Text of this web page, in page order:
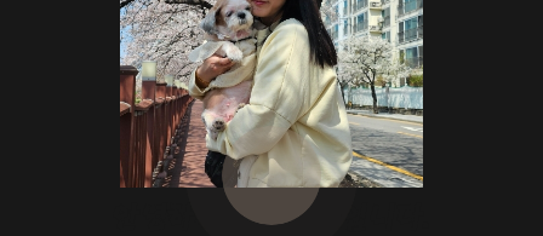
안녕하세요 임여사입니다.